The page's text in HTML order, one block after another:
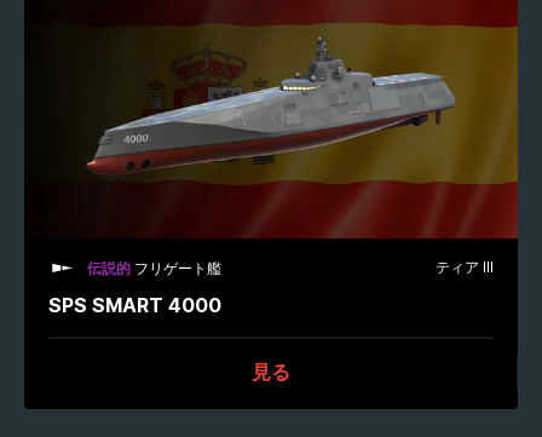
伝説的 フリゲート艦 ティア III
SPS SMART 4000
見る